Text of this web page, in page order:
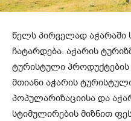
წელს პირველად
ჩატარდება. აჭარის
ტურისტული პროდუქტების
მთიანი აჭარის
პოპულარიზაციისა და
სტიმულირების მიზნით